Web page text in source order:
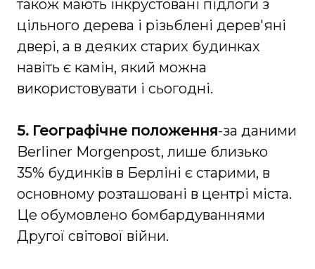
також мають інкрустовані підлоги з
цільного дерева і різьблені дерев'яні
двері, а в деяких старих будинках
навіть є камін, який можна
використовувати і сьогодні.
5. Географічне положення-за даними
Berliner Morgenpost, лише близько
35% будинків в Берліні є старими, в
основному розташовані в центрі міста.
Це обумовлено бомбардуваннями
Другої світової війни.